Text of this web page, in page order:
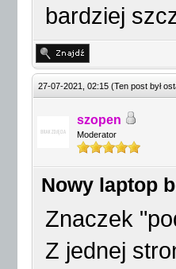
bardziej
27-07-2021, 02:15 (Ten post był
szopen
Moderator
Nowy laptop
Znaczek
Z jednej